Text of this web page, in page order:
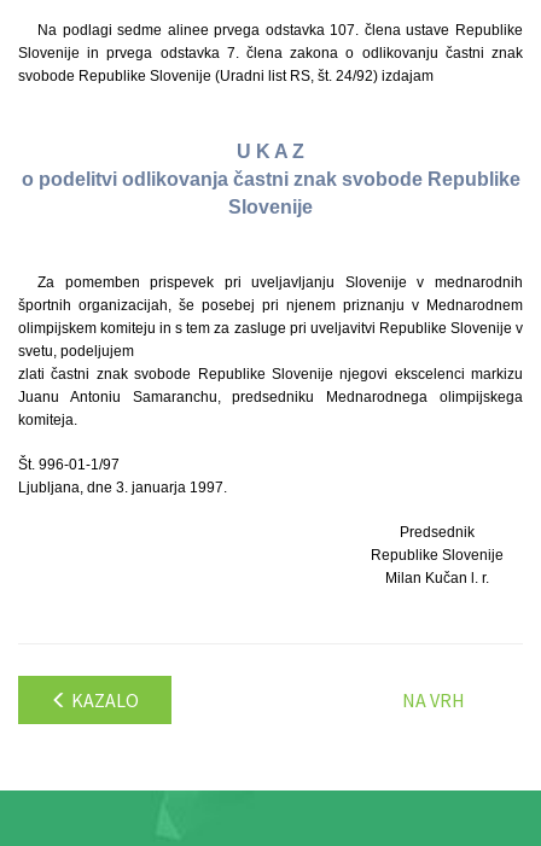
Na podlagi sedme alinee prvega odstavka 107. člena ustave Republike
Slovenije in prvega odstavka 7. člena zakona o odlikovanju častni znak
svobode Republike Slovenije (Uradni list RS, št. 24/92) izdajam
U K A Z
o podelitvi odlikovanja častni znak svobode Republike
Slovenije
Za pomemben prispevek pri uveljavljanju Slovenije v mednarodnih
športnih organizacijah, še posebej pri njenem priznanju v Mednarodnem
olimpijskem komiteju in s tem za zasluge pri uveljavitvi Republike Slovenije v
svetu, podeljujem
zlati častni znak svobode Republike Slovenije njegovi ekscelenci markizu
Juanu Antoniu Samaranchu, predsedniku Mednarodnega olimpijskega
komiteja.
Št. 996-01-1/97
Ljubljana, dne 3. januarja 1997.
Predsednik
Republike Slovenije
Milan Kučan l. r.
KAZALO NA VRH